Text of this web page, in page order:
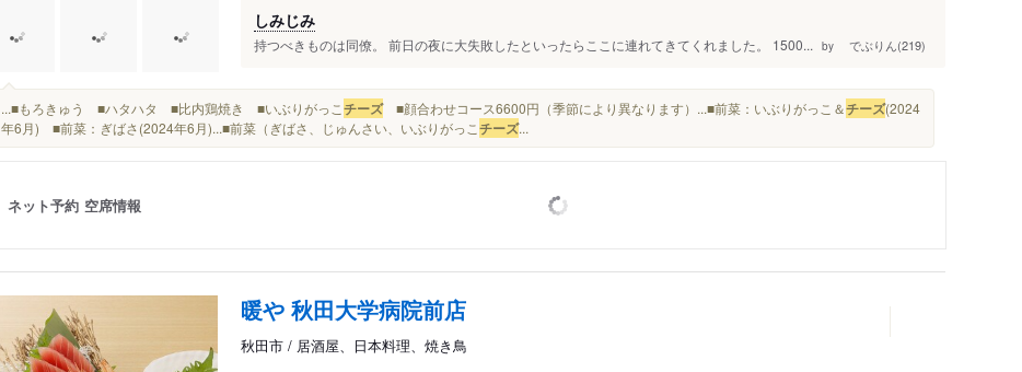
しみじみ
持つべきものは同僚。 前日の夜に大失敗したといったらここに連れてきてくれました。 1500... by でぶりん(219)
...■もろきゅう ■ハタハタ ■比内鶏焼き ■いぶりがっこチーズ■顔合わせコース6600円（季節により異なります）...■前菜：いぶりがっこ＆チーズ(2024
年6月) ■前菜：ぎばさ(2024年6月)...■前菜（ぎばさ、じゅんさい、いぶりがっこチーズ...
ネット予約 空席情報
暖や 秋田大学病院前店
秋田市 / 居酒屋、日本料理、焼き鳥